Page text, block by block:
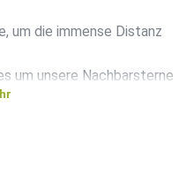
um die immense Distanz
um unsere Nachbarsterne
wir denen dann